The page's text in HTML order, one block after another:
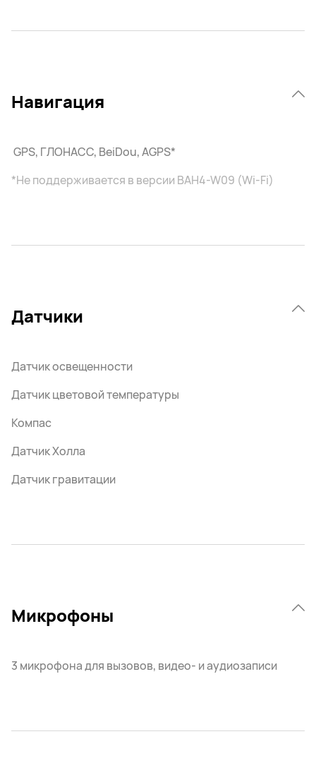
Навигация
GPS, ГЛОНАСС, BeiDou, AGPS*
*Не поддерживается в версии BAH4-W09 (Wi-Fi)
Датчики
Датчик освещенности
Датчик цветовой температуры
Компас
Датчик Холла
Датчик гравитации
Микрофоны
3 микрофона для вызовов, видео- и аудиозаписи